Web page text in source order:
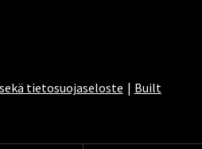
tietosuojaseloste
Built